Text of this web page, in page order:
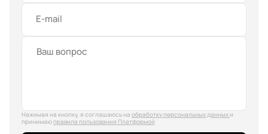
E-mail
Нажимая на кнопку, я соглашаюсь на обработку персональных данных и
принимаю правила пользования Платформой